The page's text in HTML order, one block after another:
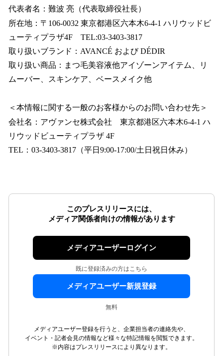
代表者名：難波 亮（代表取締役社長）
所在地：〒106-0032 東京都港区六本木6-4-1 ハリウッドビ
ューティプラザ4F TEL:03-3403-3817
取り扱いブランド：AVANCÉ および DÉDIR
取り扱い商品：まつ毛美容液他アイゾーンアイテム、リ
ムーバー、スキンケア、ベースメイク他
＜本情報に関する一般のお客様からのお問い合わせ先＞
会社名：アヴァンセ株式会社 東京都港区六本木6-4-1 ハ
リウッドビューティプラザ 4F
TEL：03-3403-3817（平日9:00‐17:00/土日祝日休み）
このプレスリリースには、
メディア関係者向けの情報があります
メディアユーザーログイン
既に登録済みの方はこちら
メディアユーザー新規登録
無料
メディアユーザー登録を行うと、企業担当者の連絡先や、
イベント・記者会見の情報など様々な特記情報を閲覧できます。
※内容はプレスリリースにより異なります。